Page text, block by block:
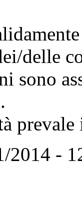
delle
sono
2014 -